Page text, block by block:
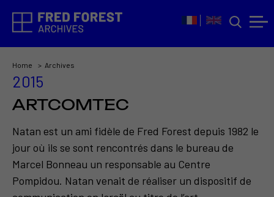
Home Archives
2015
ARTCOMTEC
Natan est un ami fidèle de Fred Forest depuis 1982 le
jour où ils se sont rencontrés dans le bureau de
Marcel Bonneau un responsable au Centre
Pompidou. Natan venait de réaliser un dispositif de